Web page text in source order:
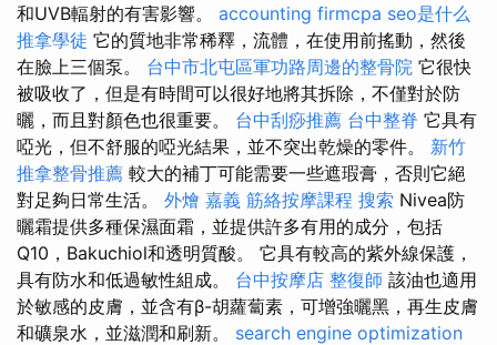
和UVB輻射的有害影響。 accounting firmcpa seo是什么
推拿學徒 它的質地非常稀釋，流體，在使用前搖動，然後
在臉上三個泵。 台中市北屯區軍功路周邊的整骨院 它很快
被吸收了，但是有時間可以很好地將其拆除，不僅對於防
曬，而且對顏色也很重要。 台中刮痧推薦 台中整脊 它具有
啞光，但不舒服的啞光結果，並不突出乾燥的零件。 新竹
推拿整骨推薦 較大的補丁可能需要一些遮瑕膏，否則它絕
對足夠日常生活。 外燴 嘉義 筋絡按摩課程 搜索 Nivea防
曬霜提供多種保濕面霜，並提供許多有用的成分，包括
Q10，Bakuchiol和透明質酸。 它具有較高的紫外線保護，
具有防水和低過敏性組成。 台中按摩店 整復師 該油也適用
於敏感的皮膚，並含有β-胡蘿蔔素，可增強曬黑，再生皮膚
和礦泉水，並滋潤和刷新。 search engine optimization